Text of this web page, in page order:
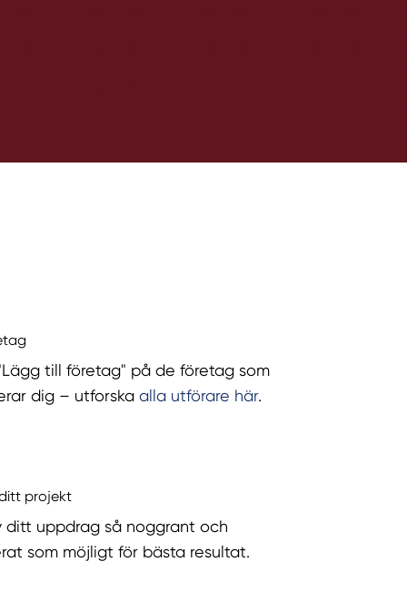
till företag" på de företag som
dig – utforska alla utförare här.
projekt
ditt uppdrag så noggrant och
som möjligt för bästa resultat.